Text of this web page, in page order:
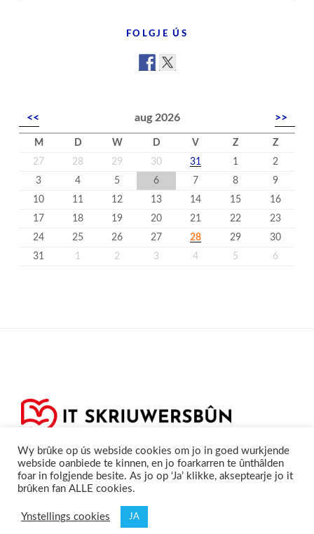
FOLGJE ÚS
<< aug 2026 >>
M D W D V Z
Z
27
28 29 30 31 1
2
3
4 5 6 7 8
9
10
11 12 13 14 15
16
17
18 19 20 21 22
23
24
25 26 27 28 29
30
31
1 2 3 4 5 6
Skriuwersboun.nl
Wy brûke op ús webside cookies om jo in goed wurkjende
webside oanbiede te kinnen, en jo foarkarren te ûnthâlden
foar in folgjende besite. As jo op ‘Ja’ klikke, akseptearje jo it
brûken fan ALLE cookies.
Ynstellings cookies JA